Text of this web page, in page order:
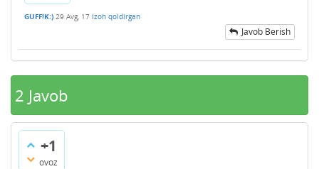
GUFF!K:) 29 Avg, 17 Izoh qoldirgan
Javob Berish
2 Javob
+1
ovoz